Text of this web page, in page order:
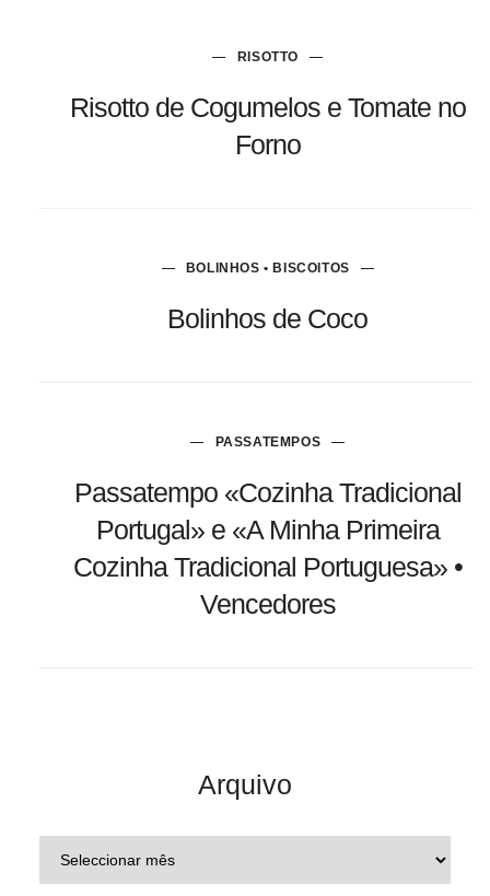
RISOTTO
Risotto de Cogumelos e Tomate no
Forno
BOLINHOS • BISCOITOS
Bolinhos de Coco
PASSATEMPOS
Passatempo «Cozinha Tradicional
Portugal» e «A Minha Primeira
Cozinha Tradicional Portuguesa» •
Vencedores
Arquivo